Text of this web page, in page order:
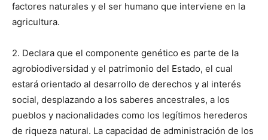
factores naturales y el ser humano que interviene en la
agricultura.
2. Declara que el componente genético es parte de la
agrobiodiversidad y el patrimonio del Estado, el cual
estará orientado al desarrollo de derechos y al interés
social, desplazando a los saberes ancestrales, a los
pueblos y nacionalidades como los legítimos herederos
de riqueza natural. La capacidad de administración de los